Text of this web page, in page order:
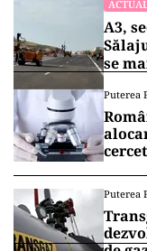
cauză, a fost
săvârșirii
Vrei să fii
Puterea.ro și
Emil